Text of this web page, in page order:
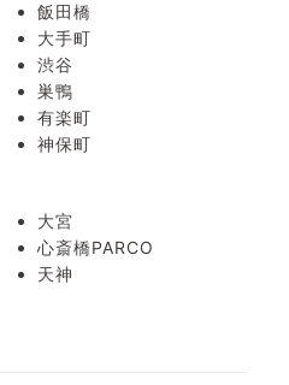
飯田橋
大手町
渋谷
巣鴨
有楽町
神保町
大宮
心斎橋PARCO
天神